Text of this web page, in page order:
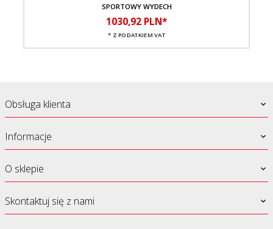
SPORTOWY WYDECH
1030,92 PLN*
* Z PODATKIEM VAT
Obsługa klienta
Informacje
O sklepie
Skontaktuj się z nami